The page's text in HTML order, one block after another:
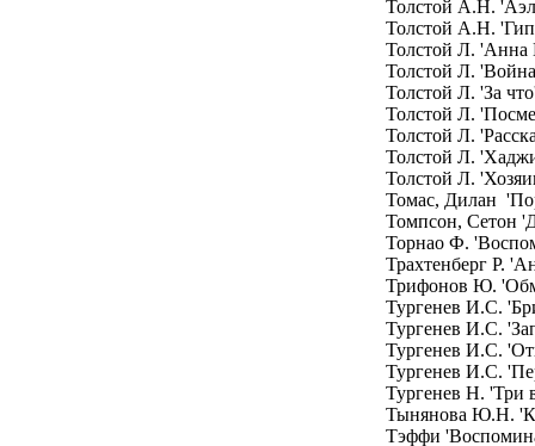
Толстой А.Н.
Толстой А.Н.
Толстой Л. 'Анна
Толстой Л.
Толстой Л. 'За
Толстой Л.
Толстой Л.
Толстой Л.
Толстой Л.
Томас, Дилан
Томпсон, Сетон
Торнао Ф.
Трахтенберг Р.
Трифонов Ю.
Тургенев И.С.
Тургенев И.С.
Тургенев И.С.
Тургенев И.С.
Тургенев Н. 'Три
Тынянова Ю.Н.
Тэффи